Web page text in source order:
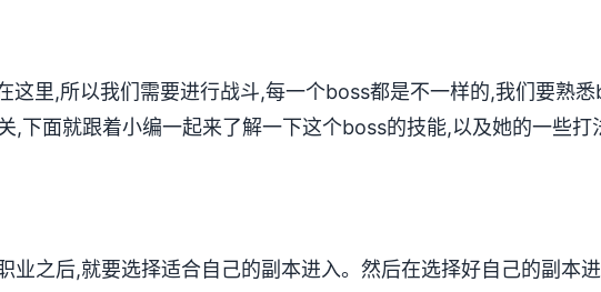
这里,所以我们需要进行战斗,每一个boss都是不一样的,我们要熟悉
,下面就跟着小编一起来了解一下这个boss的技能,以及她的一些打
业之后,就要选择适合自己的副本进入。然后在选择好自己的副本